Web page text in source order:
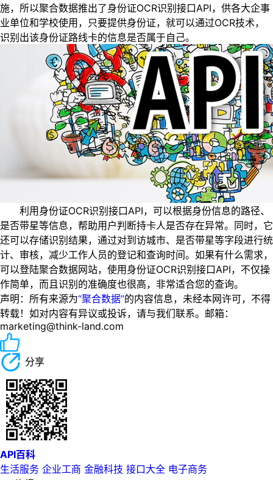
施，所以聚合数据推出了身份证OCR识别接口API，供各大企事
业单位和学校使用，只要提供身份证，就可以通过OCR技术，
识别出该身份证路线卡的信息是否属于自己。
利用身份证OCR识别接口API，可以根据身份信息的路径、
是否带星等信息，帮助用户判断持卡人是否存在异常。同时，它
还可以存储识别结果，通过对到访城市、是否带星等字段进行统
计、审核，减少工作人员的登记和查询时间。如果有什么需求，
可以登陆聚合数据网站，使用身份证OCR识别接口API，不仅操
作简单，而且识别的准确度也很高，非常适合您的查询。
声明：所有来源为“聚合数据”的内容信息，未经本网许可，不得
转载！如对内容有异议或投诉，请与我们联系。邮箱：
marketing@think-land.com
分享
API百科
生活服务 企业工商 金融科技 接口大全 电子商务